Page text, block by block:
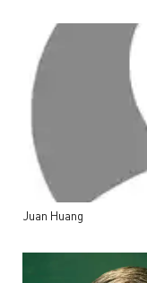
Juan Huang